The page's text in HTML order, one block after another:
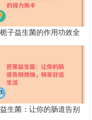
子益生菌的作用功效全
改善健康的得力助手
生菌：让你的肠道告别